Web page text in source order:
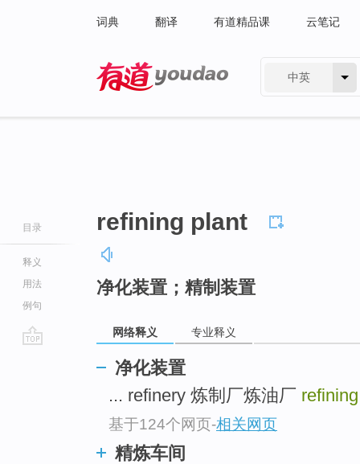
词典 翻译 有道精品课 云笔记
中英
目录
释义
用法
例句
refining plant
净化装置；精制装置
网络释义 专业释义
净化装置
... refinery 炼制厂炼油厂
基于124个网页-相关网页
精炼车间